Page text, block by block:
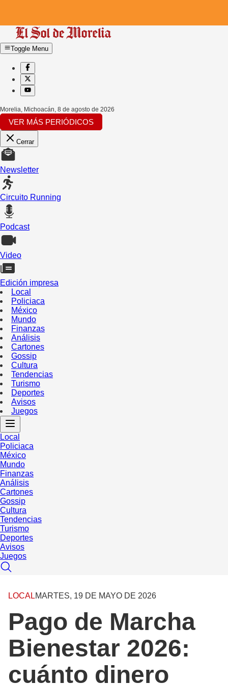
Toggle Menu
Morelia, Michoacán, 8 de agosto de 2026
VER MÁS PERIÓDICOS
Cerrar
Newsletter
Circuito Running
Podcast
Video
Edición impresa
Local
Policiaca
México
Mundo
Finanzas
Análisis
Cartones
Gossip
Cultura
Tendencias
Turismo
Deportes
Avisos
Juegos
Local
Policiaca
México
Mundo
Finanzas
Análisis
Cartones
Gossip
Cultura
Tendencias
Turismo
Deportes
Avisos
Juegos
LOCALMARTES, 19 DE MAYO DE 2026
Pago de Marcha
Bienestar 2026:
cuánto dinero